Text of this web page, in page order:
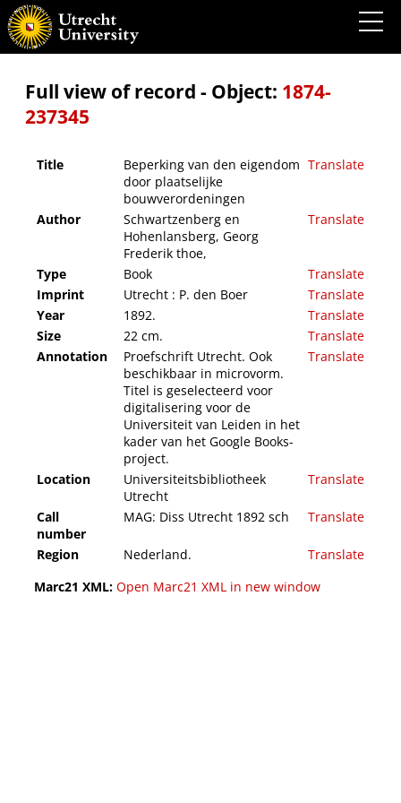
Beperking van den eigendom door plaatselijke bouwverordeningen
Full view of record - Object: 1874-
237345
Title
Beperking van den eigendom
door plaatselijke
bouwverordeningen
Translate
Author
Schwartzenberg en
Hohenlansberg, Georg
Frederik thoe,
Translate
Type Book
Translate
Imprint
Utrecht : P. den Boer
Translate
Year
1892.
Translate
Size
22 cm.
Translate
Annotation
Proefschrift Utrecht. Ook
beschikbaar in microvorm.
Titel is geselecteerd voor
digitalisering voor de
Universiteit van Leiden in het
kader van het Google Books-
project.
Translate
Location
Universiteitsbibliotheek
Utrecht
Translate
Call
number
MAG: Diss Utrecht 1892 sch Translate
Region Nederland.
Translate
Marc21 XML: Open Marc21 XML in new window